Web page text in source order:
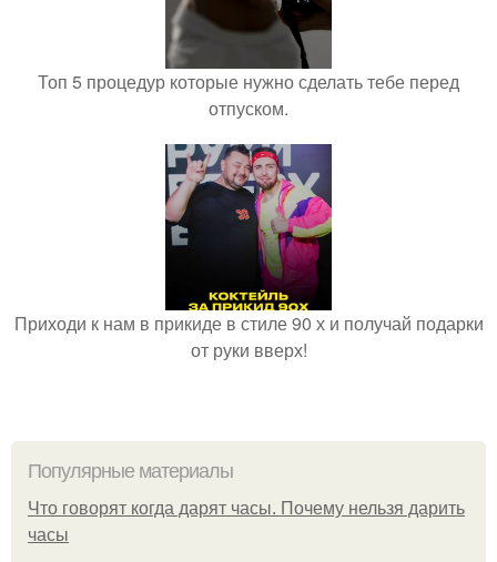
Топ 5 процедур которые нужно сделать тебе перед
отпуском.
Приходи к нам в прикиде в стиле 90 х и получай подарки
от руки вверх!
Популярные материалы
Что говорят когда дарят часы. Почему нельзя дарить
часы